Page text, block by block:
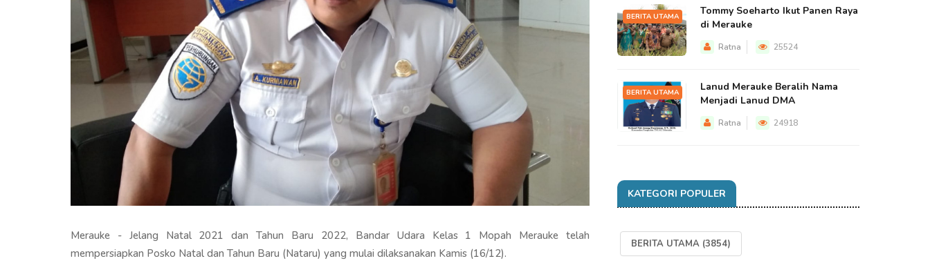
Merauke - Jelang Natal 2021 dan Tahun Baru 2022, Bandar Udara Kelas 1 Mopah Merauke telah
mempersiapkan Posko Natal dan Tahun Baru (Nataru) yang mulai dilaksanakan Kamis (16/12).
BERITA UTAMA
Tommy Soeharto Ikut Panen Raya
di Merauke
Ratna 25524
BERITA UTAMA
Lanud Merauke Beralih Nama
Menjadi Lanud DMA
Ratna 24918
KATEGORI POPULER
BERITA UTAMA (3854)